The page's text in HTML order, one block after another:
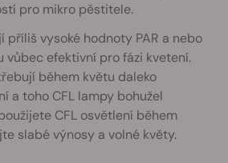
pro mikro pěstitele.
příliš vysoké hodnoty PAR a nebo
vůbec efektivní pro fázi kvetení.
během květu daleko
a toho CFL lampy bohužel
CFL osvětlení během
slabé výnosy a volné květy.